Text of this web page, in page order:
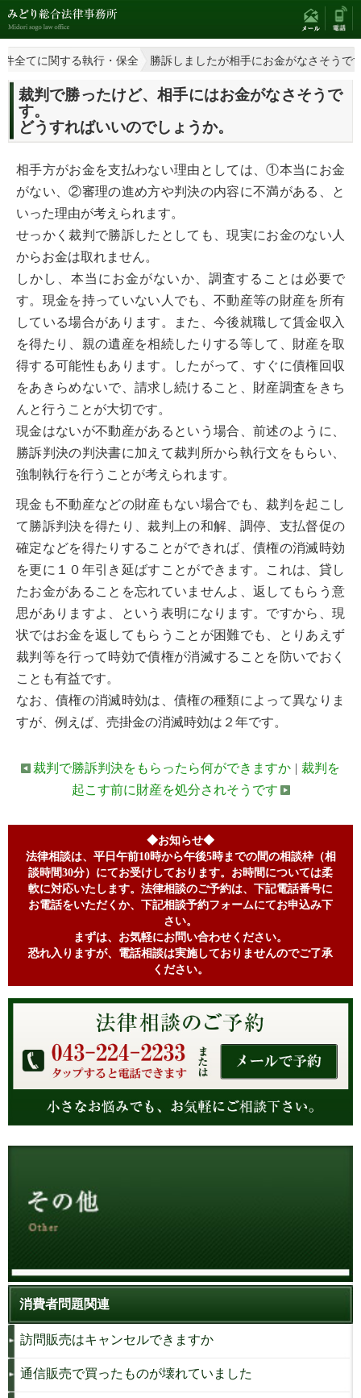
件全てに関する執行・保全 勝訴しましたが相手にお金がなさそうで
裁判で勝ったけど、相手にはお金がなさそうで
す。
どうすればいいのでしょうか。
相手方がお金を支払わない理由としては、①本当にお金
がない、②審理の進め方や判決の内容に不満がある、と
いった理由が考えられます。
せっかく裁判で勝訴したとしても、現実にお金のない人
からお金は取れません。
しかし、本当にお金がないか、調査することは必要で
す。現金を持っていない人でも、不動産等の財産を所有
している場合があります。また、今後就職して賃金収入
を得たり、親の遺産を相続したりする等して、財産を取
得する可能性もあります。したがって、すぐに債権回収
をあきらめないで、請求し続けること、財産調査をきち
んと行うことが大切です。
現金はないが不動産があるという場合、前述のように、
勝訴判決の判決書に加えて裁判所から執行文をもらい、
強制執行を行うことが考えられます。
現金も不動産などの財産もない場合でも、裁判を起こし
て勝訴判決を得たり、裁判上の和解、調停、支払督促の
確定などを得たりすることができれば、債権の消滅時効
を更に１０年引き延ばすことができます。これは、貸し
たお金があることを忘れていませんよ、返してもらう意
思がありますよ、という表明になります。ですから、現
状ではお金を返してもらうことが困難でも、とりあえず
裁判等を行って時効で債権が消滅することを防いでおく
ことも有益です。
なお、債権の消滅時効は、債権の種類によって異なりま
すが、例えば、売掛金の消滅時効は２年です。
裁判で勝訴判決をもらったら何ができますか | 裁判を
起こす前に財産を処分されそうです
◆お知らせ◆
法律相談は、平日午前10時から午後5時までの間の相談枠（相
談時間30分）にてお受けしております。お時間については柔
軟に対応いたします。法律相談のご予約は、下記電話番号に
お電話をいただくか、下記相談予約フォームにてお申込み下
さい。
まずは、お気軽にお問い合わせください。
恐れ入りますが、電話相談は実施しておりませんのでご了承
ください。
消費者問題関連
訪問販売はキャンセルできますか
通信販売で買ったものが壊れていました